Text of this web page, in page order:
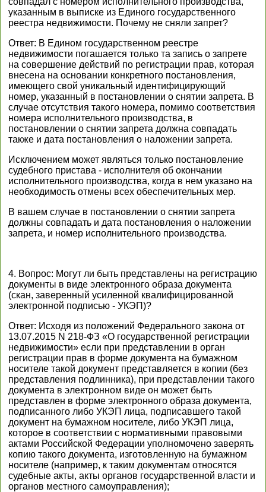
указанным в выписке из Единого государственного
реестра недвижимости. Почему не сняли запрет?
Ответ: В Едином государственном реестре
недвижимости погашается только та запись о запрете
на совершение действий по регистрации прав, которая
внесена на основании конкретного постановления,
имеющего свой уникальный идентифицирующий
номер, указанный в постановлении о снятии запрета. В
случае отсутствия такого номера, помимо соответствия
номера исполнительного производства, в
постановлении о снятии запрета должна совпадать
также и дата постановления о наложении запрета.
Исключением может являться только постановление
судебного пристава - исполнителя об окончании
исполнительного производства, когда в нем указано на
необходимость отмены всех обеспечительных мер.
В вашем случае в постановлении о снятии запрета
должны совпадать и дата постановления о наложении
запрета, и номер исполнительного производства.
4. Вопрос: Могут ли быть представлены на регистрацию
документы в виде электронного образа документа
(скан, заверенный усиленной квалифицированной
электронной подписью - УКЭП)?
Ответ: Исходя из положений Федерального закона от
13.07.2015 N 218-ФЗ «О государственной регистрации
недвижимости» если при представлении в орган
регистрации прав в форме документа на бумажном
носителе такой документ представляется в копии (без
представления подлинника), при представлении такого
документа в электронном виде он может быть
представлен в форме электронного образа документа,
подписанного либо УКЭП лица, подписавшего такой
документ на бумажном носителе, либо УКЭП лица,
которое в соответствии с нормативными правовыми
актами Российской Федерации уполномочено заверять
копию такого документа, изготовленную на бумажном
носителе (например, к таким документам относятся
судебные акты, акты органов государственной власти и
органов местного самоуправления);